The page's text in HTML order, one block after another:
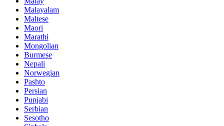
Malayalam
Maltese
Maori
Marathi
Mongolian
Burmese
Nepali
Norwegian
Pashto
Persian
Punjabi
Serbian
Sesotho